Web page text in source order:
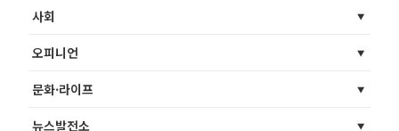
사회
오피니언
문화·라이프
뉴스발전소